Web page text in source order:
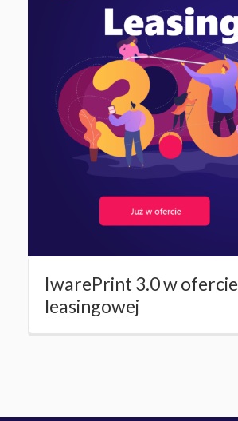
IwarePrint 3.0 w ofercie
leasingowej